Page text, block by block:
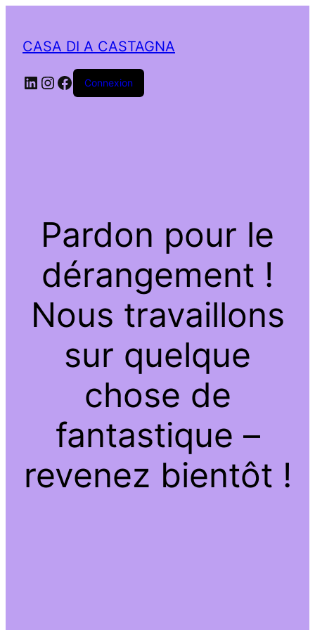
CASA DI A CASTAGNA
LinkedIn
Instagram
Facebook
Connexion
Pardon pour le
dérangement !
Nous travaillons
sur quelque
chose de
fantastique –
revenez bientôt !